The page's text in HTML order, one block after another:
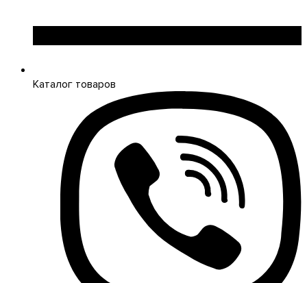
Legrand (Франция)
LogicPower (Украина)
Massive (Бельгия)
Mersen (Франция)
NIK (Украина)
Onka (Турция)
OZKA (Украина)
Phoenix Contact (Германия)
Plank Electrotechnic (Украина)
Pro'sKit (Тайвань)
PYLONTECH (Китай)
Radpol (Польша)
Raut (Украина)
Каталог товаров